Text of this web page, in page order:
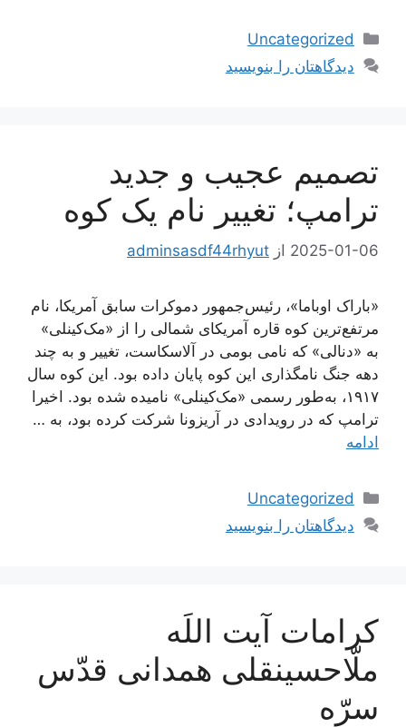
دسته‌ها
Uncategorized
دیدگاهتان را بنویسید
تصمیم عجیب و جدید
ترامپ؛ تغییر نام یک کوه
2025-01-06 از adminsasdf44rhyut
«باراک اوباما»، رئیس‌جمهور دموکرات سابق آمریکا، نام
مرتفع‌ترین کوه قاره آمریکای شمالی را از «مک‌کینلی»
به «دنالی» که نامی بومی در آلاسکاست، تغییر و به چند
دهه جنگ نامگذاری این کوه پایان داده بود. این کوه سال
۱۹۱۷، به‌طور رسمی «مک‌کینلی» نامیده شده بود. اخیرا
ترامپ که در رویدادی در آریزونا شرکت کرده بود، به …
ادامه
دسته‌ها
Uncategorized
دیدگاهتان را بنویسید
کرامات آیت اللَه
ملّاحسینقلی همدانی قدّس
سرّه